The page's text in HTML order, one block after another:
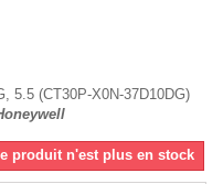
5.5 (CT30P-X0N-37D10DG)
produit n'est plus en stock